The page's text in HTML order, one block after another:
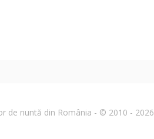
de nuntă din România - © 2010 - 2026